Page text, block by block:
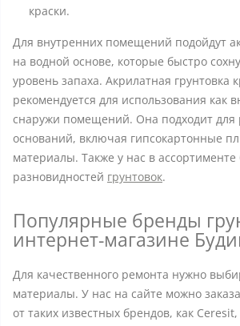
краски.
Для внутренних помещений подойдут
на водной основе, которые быстро
уровень запаха. Акрилатная грунтовка
рекомендуется для использования как
снаружи помещений. Она подходит для
оснований, включая гипсокартонные
материалы. Также у нас в
разновидностей грунтовок.
Популярные бренды
интернет-магазине
Для качественного ремонта нужно
материалы. У нас на сайте можно
от таких известных брендов, как